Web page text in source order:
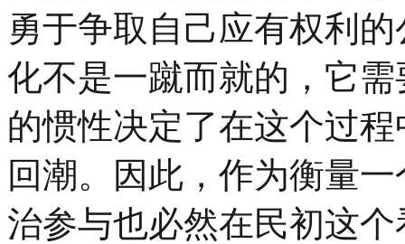
勇于争取自己应有权利
化不是一蹴而就的，它
的惯性决定了在这个过
回潮。因此，作为衡量
治参与也必然在民初这